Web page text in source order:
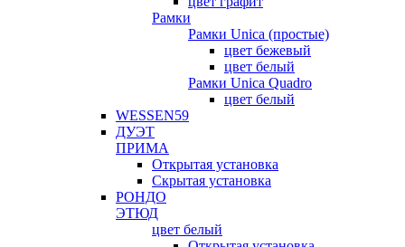
Рамки
Рамки Unica (простые)
цвет бежевый
цвет белый
Рамки Unica Quadro
цвет белый
WESSEN59
ДУЭТ
ПРИМА
Открытая установка
Скрытая установка
РОНДО
ЭТЮД
цвет белый